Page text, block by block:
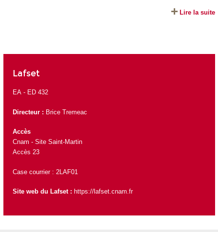
Lire la suite
Lafset
EA - ED 432
Directeur : Brice Tremeac
Accès
Cnam - Site Saint-Martin
Accès 23
Case courrier : 2LAF01
Site web du Lafset : https://lafset.cnam.fr